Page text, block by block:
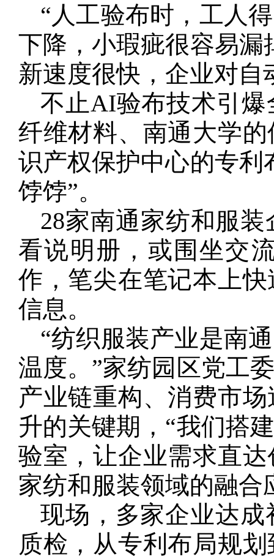
“人工验布时，工人
下降，小瑕疵很容易漏
新速度很快，企业对
不止AI验布技术引
纤维材料、南通大学
识产权保护中心的专利
饽饽”。
28家南通家纺和服
看说明册，或围坐交
作，笔尖在笔记本上
信息。
“纺织服装产业是南
温度。”家纺园区党工
产业链重构、消费市
升的关键期，“我们搭
验室，让企业需求直
家纺和服装领域的融合
现场，多家企业达
质检，从专利布局规